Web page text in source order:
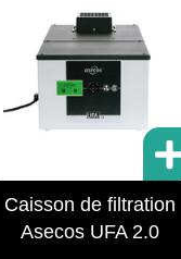
Caisson de filtration
Asecos UFA 2.0